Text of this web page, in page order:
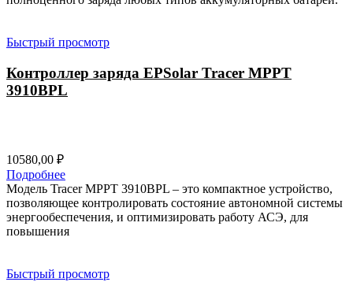
Быстрый просмотр
Контроллер заряда EPSolar Tracer MPPT
3910BPL
10580,00 ₽
Подробнее
Модель Tracer MPPT 3910BPL – это компактное устройство,
позволяющее контролировать состояние автономной системы
энергообеспечения, и оптимизировать работу АСЭ, для
повышения
Быстрый просмотр